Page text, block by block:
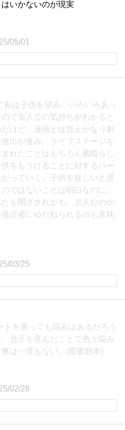
いかないのが現実
05/01
私は子供を望み、いろいろあっ
で主人公の気持ちがわかると
けど、漫画とは言えかなり刺
出が進み、ライフステージを
れたことはもちろん素晴らし
をもうけることに対するハー
がっていく。子供を欲しいと思
ではないことは明白なのに、
を閉ざされがち。主人公のか
読者にゆだねられるのも意味
03/25
トを通っても悩みはあるだろう
息子を産んだことで色々悩み
は一度もない。(図書館本)
02/28